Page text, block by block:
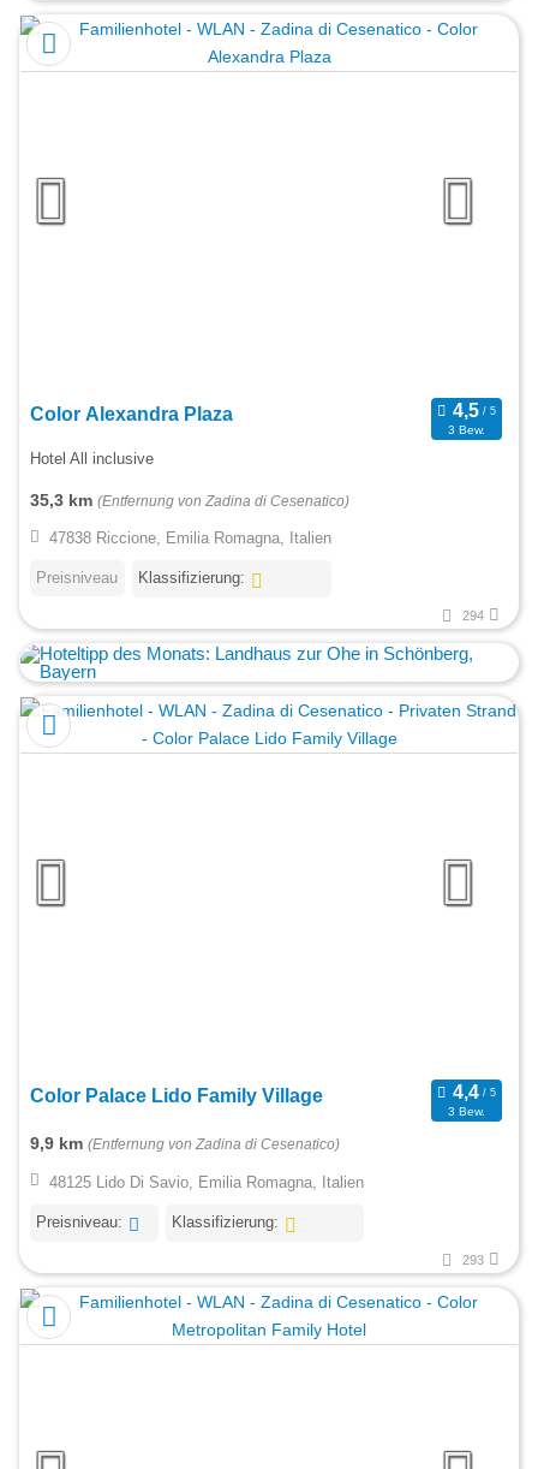
Color Alexandra Plaza
3 Bew.
Hotel All inclusive
35,3 km (Entfernung von Zadina di Cesenatico)
47838 Riccione, Emilia Romagna, Italien
Preisniveau Klassifizierung:
294
Color Palace Lido Family Village
3 Bew.
9,9 km (Entfernung von Zadina di Cesenatico)
48125 Lido Di Savio, Emilia Romagna, Italien
Preisniveau: Klassifizierung:
293